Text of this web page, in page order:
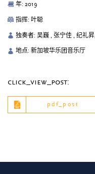
年: 2019
指挥: 叶聪
独奏者: 吴巍 , 张宁佳 , 纪礼
地点: 新加坡华乐团音乐厅
click_view_post:
pdf_post